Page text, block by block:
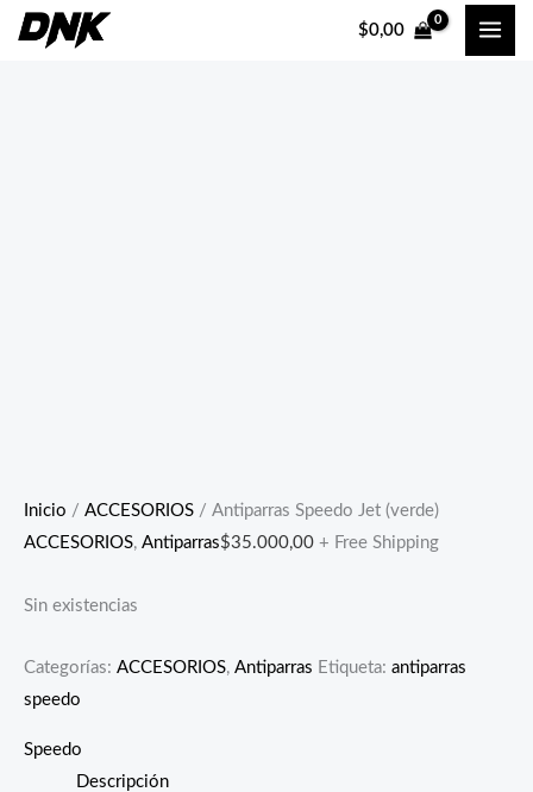
$0,00
Inicio / ACCESORIOS / Antiparras Speedo Jet (verde)
ACCESORIOS, Antiparras$35.000,00 + Free Shipping
Sin existencias
Categorías: ACCESORIOS, Antiparras Etiqueta: antiparras
speedo
Speedo
Descripción